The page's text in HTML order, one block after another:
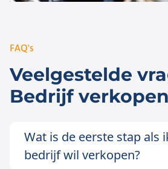
FAQ's
Veelgestelde
Bedrijf
Wat is de eerste stap als
bedrijf wil verkopen?